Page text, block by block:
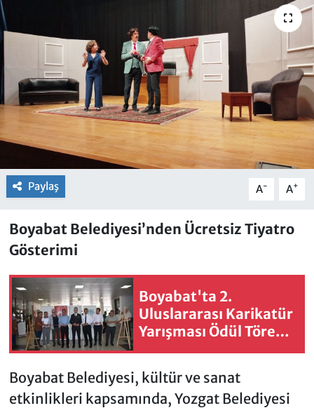
Paylaş A- A+
Boyabat Belediyesi’nden Ücretsiz Tiyatro
Gösterimi
Boyabat'ta 2.
Uluslararası Karikatür
Yarışması Ödül Töreni
düzenlendi
Boyabat Belediyesi, kültür ve sanat
etkinlikleri kapsamında, Yozgat Belediyesi